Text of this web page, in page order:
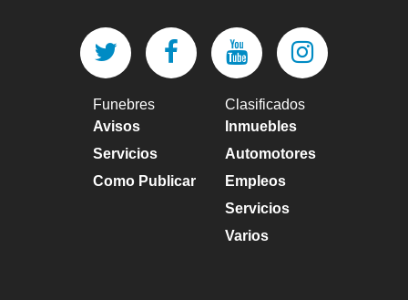
Funebres
Avisos
Servicios
Como Publicar
Clasificados
Inmuebles
Automotores
Empleos
Servicios
Varios